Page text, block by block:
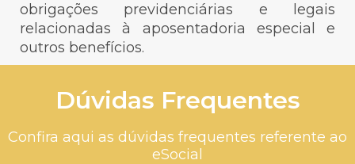
obrigações previdenciárias e legais
relacionadas à aposentadoria especial e
outros benefícios.
Dúvidas Frequentes
Confira aqui as dúvidas frequentes referente ao
eSocial